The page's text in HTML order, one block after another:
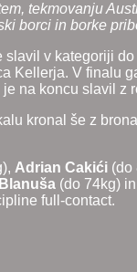
tekmovanju
borci in borke
slavil v kategoriji
Kellerja. V finalu
na koncu slavil z
kronal še z
Adrian Cakići (do
(do 74kg) in
full-contact.